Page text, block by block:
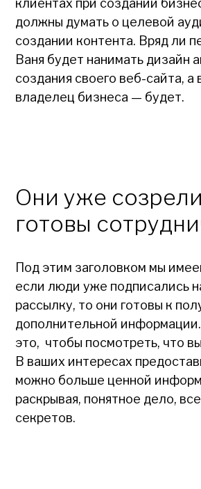
клиентах при создании
должны думать о целевой
создании контента. Вряд ли
Ваня будет нанимать дизайн
создания своего веб-сайта, а
владелец бизнеса — будет.
Они уже
готовы
Под этим заголовком мы
если люди уже подписались
рассылку, то они готовы к
дополнительной
это, чтобы посмотреть, что
В ваших интересах
можно больше ценной
раскрывая, понятное дело,
секретов.